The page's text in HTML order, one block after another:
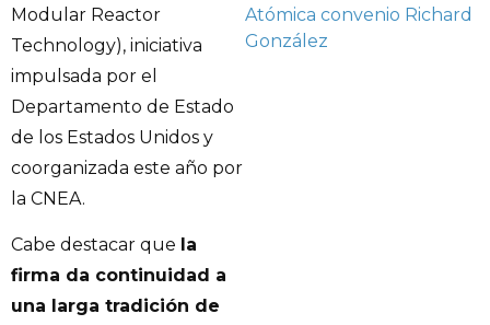
Modular Reactor
Technology), iniciativa
impulsada por el
Departamento de Estado
de los Estados Unidos y
coorganizada este año por
la CNEA.
Cabe destacar que la
firma da continuidad a
una larga tradición de
Atómica convenio Richard
González